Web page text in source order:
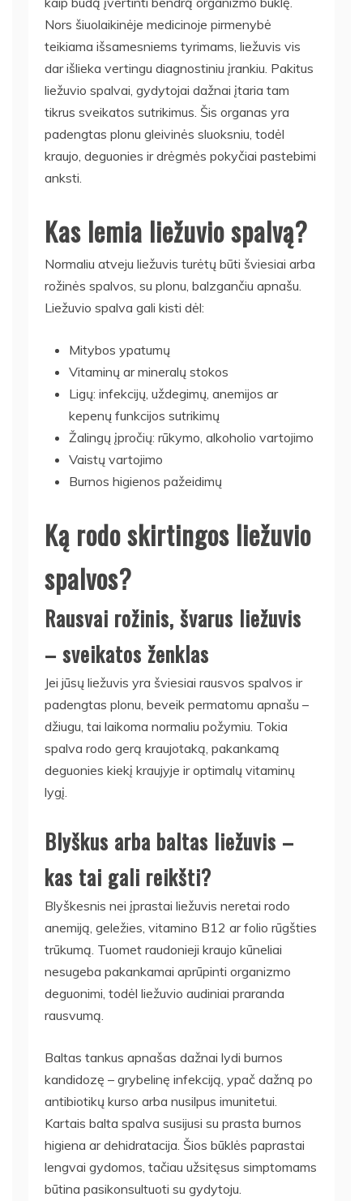
Nors šiuolaikinėje medicinoje pirmenybė
teikiama išsamesniems tyrimams, liežuvis vis
dar išlieka vertingu diagnostiniu įrankiu. Pakitus
liežuvio spalvai, gydytojai dažnai įtaria tam
tikrus sveikatos sutrikimus. Šis organas yra
padengtas plonu gleivinės sluoksniu, todėl
kraujo, deguonies ir drėgmės pokyčiai pastebimi
anksti.
Kas lemia liežuvio spalvą?
Normaliu atveju liežuvis turėtų būti šviesiai arba
rožinės spalvos, su plonu, balzgančiu apnašu.
Liežuvio spalva gali kisti dėl:
Mitybos ypatumų
Vitaminų ar mineralų stokos
Ligų: infekcijų, uždegimų, anemijos ar
kepenų funkcijos sutrikimų
Žalingų įpročių: rūkymo, alkoholio vartojimo
Vaistų vartojimo
Burnos higienos pažeidimų
Ką rodo skirtingos liežuvio
spalvos?
Rausvai rožinis, švarus liežuvis
– sveikatos ženklas
Jei jūsų liežuvis yra šviesiai rausvos spalvos ir
padengtas plonu, beveik permatomu apnašu –
džiugu, tai laikoma normaliu požymiu. Tokia
spalva rodo gerą kraujotaką, pakankamą
deguonies kiekį kraujyje ir optimalų vitaminų
lygį.
Blyškus arba baltas liežuvis –
kas tai gali reikšti?
Blyškesnis nei įprastai liežuvis neretai rodo
anemiją, geležies, vitamino B12 ar folio rūgšties
trūkumą. Tuomet raudonieji kraujo kūneliai
nesugeba pakankamai aprūpinti organizmo
deguonimi, todėl liežuvio audiniai praranda
rausvumą.
Baltas tankus apnašas dažnai lydi burnos
kandidozę – grybelinę infekciją, ypač dažną po
antibiotikų kurso arba nusilpus imunitetui.
Kartais balta spalva susijusi su prasta burnos
higiena ar dehidratacija. Šios būklės paprastai
lengvai gydomos, tačiau užsitęsus simptomams
būtina pasikonsultuoti su gydytoju.